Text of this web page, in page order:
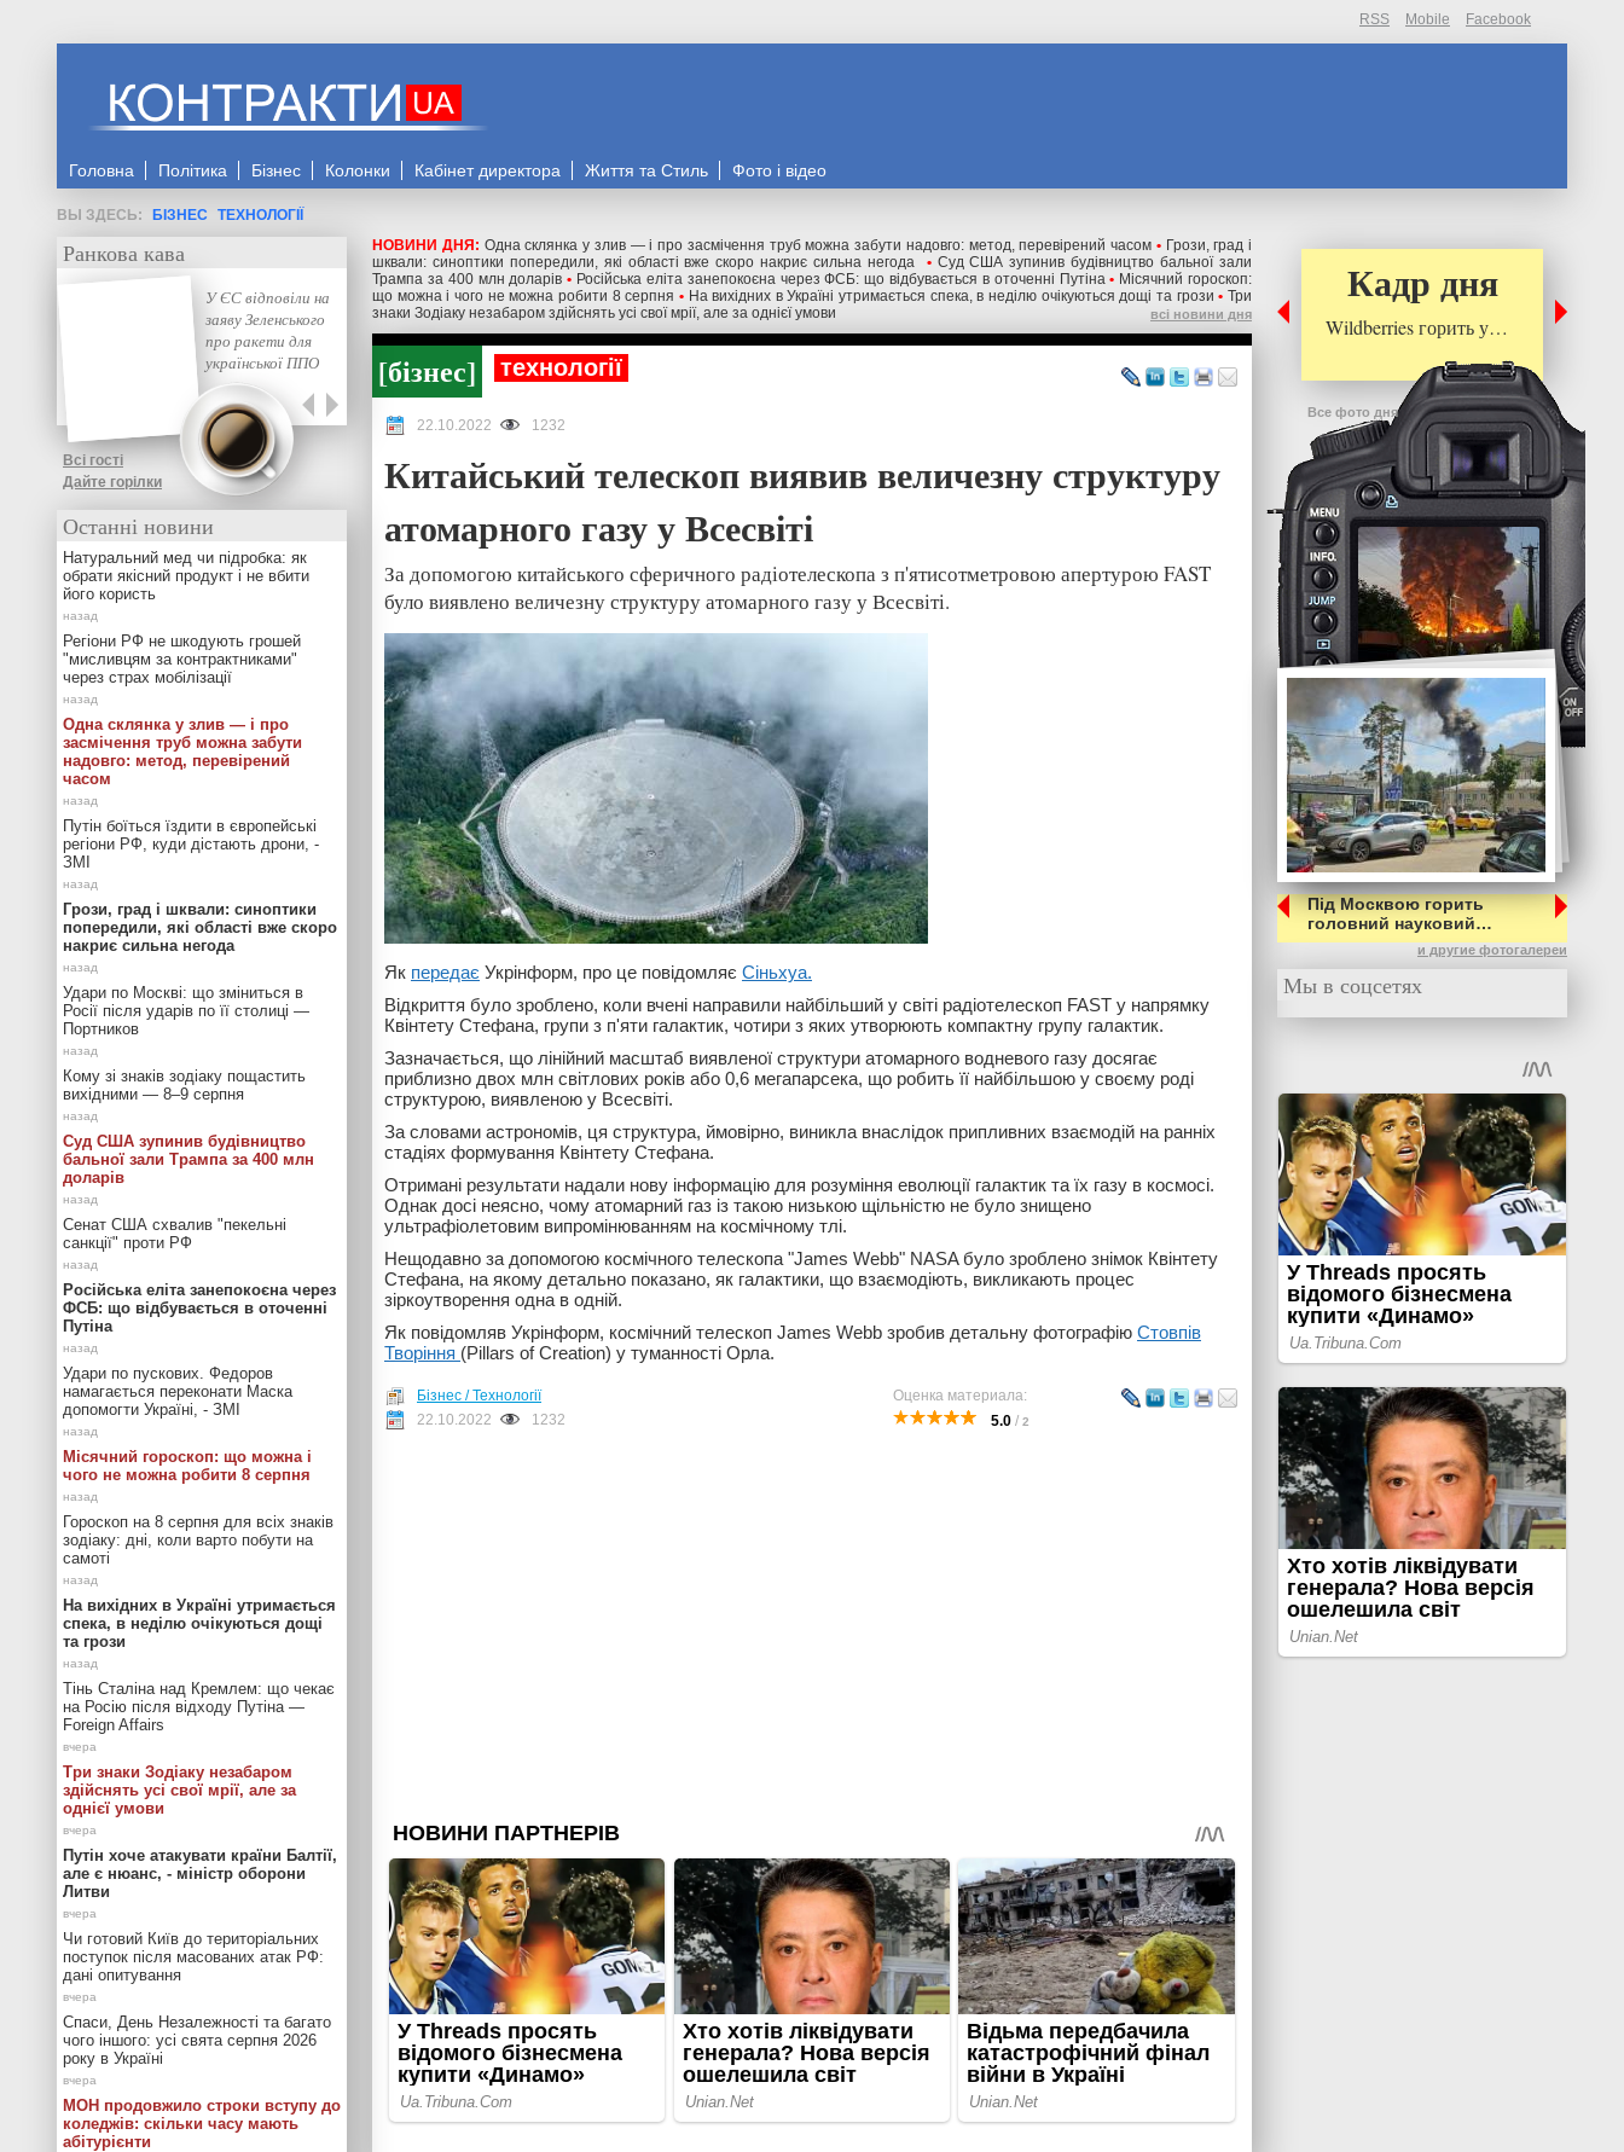
RSS Mobile Facebook
Головна Політика Бізнес Колонки Кабінет директора Життя та Стиль Фото і відео
БІЗНЕС
ТЕХНОЛОГІЇ
НОВИНИ ДНЯ: Одна склянка у злив — і про засмічення труб можна забути надовго: метод, перевірений часом • Грози, град і
шквали: синоптики попередили, які області вже скоро накриє сильна негода
• Суд США зупинив будівництво бальної зали
Трампа за 400 млн доларів • Російська еліта занепокоєна через ФСБ: що відбувається в оточенні Путіна • Місячний гороскоп:
що можна і чого не можна робити 8 серпня • На вихідних в Україні утримається спека, в неділю очікуються дощі та грози • Три
знаки Зодіаку незабаром здійснять усі свої мрії, але за однієї умови
всі новини дня
бізнес технології
22.10.2022 1232
Китайський телескоп виявив величезну структуру
атомарного газу у Всесвіті
За допомогою китайського сферичного радіотелескопа з п'ятисотметровою апертурою FAST
було виявлено величезну структуру атомарного газу у Всесвіті.
Як передає Укрінформ, про це повідомляє Сіньхуа.
Відкриття було зроблено, коли вчені направили найбільший у світі радіотелескоп FAST у напрямку
Квінтету Стефана, групи з п'яти галактик, чотири з яких утворюють компактну групу галактик.
Зазначається, що лінійний масштаб виявленої структури атомарного водневого газу досягає
приблизно двох млн світлових років або 0,6 мегапарсека, що робить її найбільшою у своєму роді
структурою, виявленою у Всесвіті.
За словами астрономів, ця структура, ймовірно, виникла внаслідок припливних взаємодій на ранніх
стадіях формування Квінтету Стефана.
Отримані результати надали нову інформацію для розуміння еволюції галактик та їх газу в космосі.
Однак досі неясно, чому атомарний газ із такою низькою щільністю не було знищено
ультрафіолетовим випромінюванням на космічному тлі.
Нещодавно за допомогою космічного телескопа "James Webb" NASA було зроблено знімок Квінтету
Стефана, на якому детально показано, як галактики, що взаємодіють, викликають процес
зіркоутворення одна в одній.
Як повідомляв Укрінформ, космічний телескоп James Webb зробив детальну фотографію Стовпів
Творіння (Pillars of Creation) у туманності Орла.
Оценка материала:
5.0 / 2
Бізнес / Технології
22.10.2022
1232
Ранкова кава
У ЄС відповіли на
заяву Зеленського
про ракети для
української ППО
Всі гості
Дайте горілки
Останні новини
Натуральний мед чи підробка: як
обрати якісний продукт і не вбити
його користь
Регіони РФ не шкодують грошей
"мисливцям за контрактниками"
через страх мобілізації
Одна склянка у злив — і про
засмічення труб можна забути
надовго: метод, перевірений
часом
Путін боїться їздити в європейські
регіони РФ, куди дістають дрони, -
ЗМІ
Грози, град і шквали: синоптики
попередили, які області вже скоро
накриє сильна негода
Удари по Москві: що зміниться в
Росії після ударів по її столиці —
Портников
Кому зі знаків зодіаку пощастить
вихідними — 8–9 серпня
Суд США зупинив будівництво
бальної зали Трампа за 400 млн
доларів
Сенат США схвалив "пекельні
санкції" проти РФ
Російська еліта занепокоєна через
ФСБ: що відбувається в оточенні
Путіна
Удари по пускових. Федоров
намагається переконати Маска
допомогти Україні, - ЗМІ
Місячний гороскоп: що можна і
чого не можна робити 8 серпня
Гороскоп на 8 серпня для всіх знаків
зодіаку: дні, коли варто побути на
самоті
На вихідних в Україні утримається
спека, в неділю очікуються дощі
та грози
Тінь Сталіна над Кремлем: що чекає
на Росію після відходу Путіна —
Foreign Affairs
Три знаки Зодіаку незабаром
здійснять усі свої мрії, але за
однієї умови
Путін хоче атакувати країни Балтії,
але є нюанс, - міністр оборони
Литви
Чи готовий Київ до територіальних
поступок після масованих атак РФ:
дані опитування
Спаси, День Незалежності та багато
чого іншого: усі свята серпня 2026
року в Україні
МОН продовжило строки вступу до
коледжів: скільки часу мають
абітурієнти
Кадр дня
Wildberries горить у…
Все фото дня
Під Москвою горить
головний науковий…
и другие фотогалереи
Мы в соцсетях